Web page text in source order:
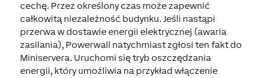
cechę. Przez określony czas może zapewnić
całkowitą niezależność budynku. Jeśli nastąpi
przerwa w dostawie energii elektrycznej (awaria
zasilania), Powerwall natychmiast zgłosi ten fakt do
Miniservera. Uruchomi się tryb oszczędzania
energii, który umożliwia na przykład włączenie